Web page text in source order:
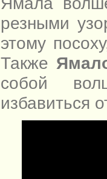
резными
этому
Также
собой
избавиться